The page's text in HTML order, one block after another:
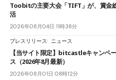
Toobitの主要大会「TIFT」が、賞金
活
2026年08月04日 11時38分
プレスリリース ニュース
【当サイト限定】bitcastleキャンペ
ス（2026年8月最新）
2026年08月01日 08時12分